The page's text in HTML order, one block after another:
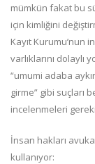
mümkün fakat bu
için kimliğini
Kayıt Kurumu’nun
varlıklarını dolaylı
“umumi adaba
girme” gibi suçları
incelenmeleri
İnsan hakları
kullanıyor: